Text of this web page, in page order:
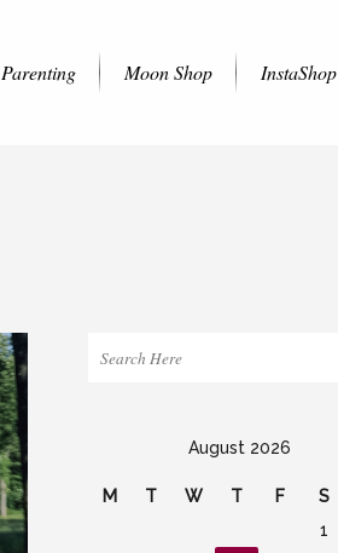
Parenting Moon Shop InstaShop
August 2026
M T W T F S
1